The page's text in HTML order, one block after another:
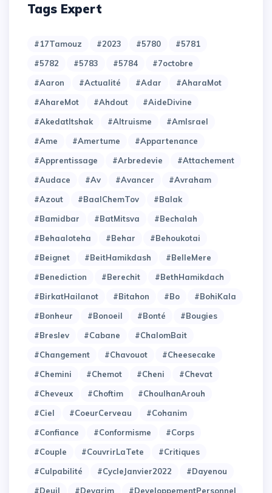
Tags Expert
#17Tamouz #2023 #5780
#5781
#5782
#5783 #5784
#7octobre
#Aaron
#Actualité #Adar
#AharaMot
#AhareMot
#Ahdout
#AideDivine
#AkedatItshak
#Altruisme
#AmIsrael
#Ame
#Amertume
#Appartenance
#Apprentissage
#Arbredevie
#Attachement
#Audace
#Av #Avancer
#Avraham
#Azout
#BaalChemTov
#Balak
#Bamidbar
#BatMitsva
#Bechalah
#Behaaloteha
#Behar
#Behoukotai
#Beignet
#BeitHamikdash
#BelleMere
#Benediction
#Berechit
#BethHamikdach
#BirkatHailanot
#Bitahon #Bo
#BohiKala
#Bonheur
#Bonoeil #Bonté
#Bougies
#Breslev
#Cabane
#ChalomBait
#Changement
#Chavouot
#Cheesecake
#Chemini
#Chemot #Cheni
#Chevat
#Cheveux
#Choftim
#ChoulhanArouh
#Ciel
#CoeurCerveau
#Cohanim
#Confiance
#Conformisme
#Corps
#Couple
#CouvrirLaTete
#Critiques
#Culpabilité
#CycleJanvier2022
#Dayenou
#Deuil
#Devarim
#DeveloppementPersonnel